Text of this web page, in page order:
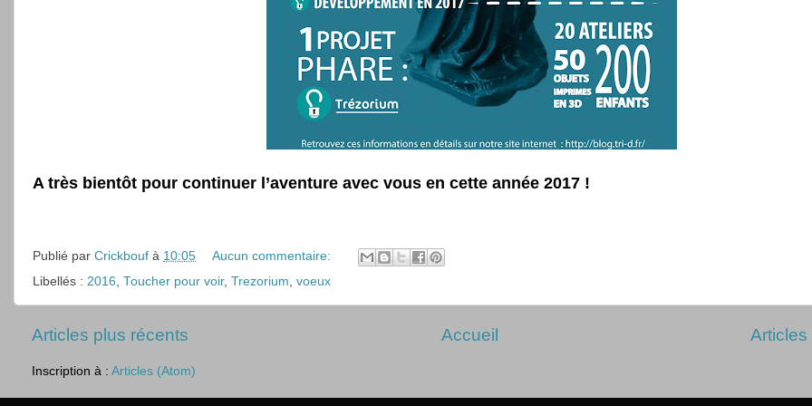
A très bientôt pour continuer l’aventure avec vous en cette année 2017 !
Publié par Crickbouf à 10:05
Aucun commentaire:
Libellés : 2016 Toucher pour voir, Trezorium voeux
Articles plus récents Accueil
Inscription à : Articles (Atom)